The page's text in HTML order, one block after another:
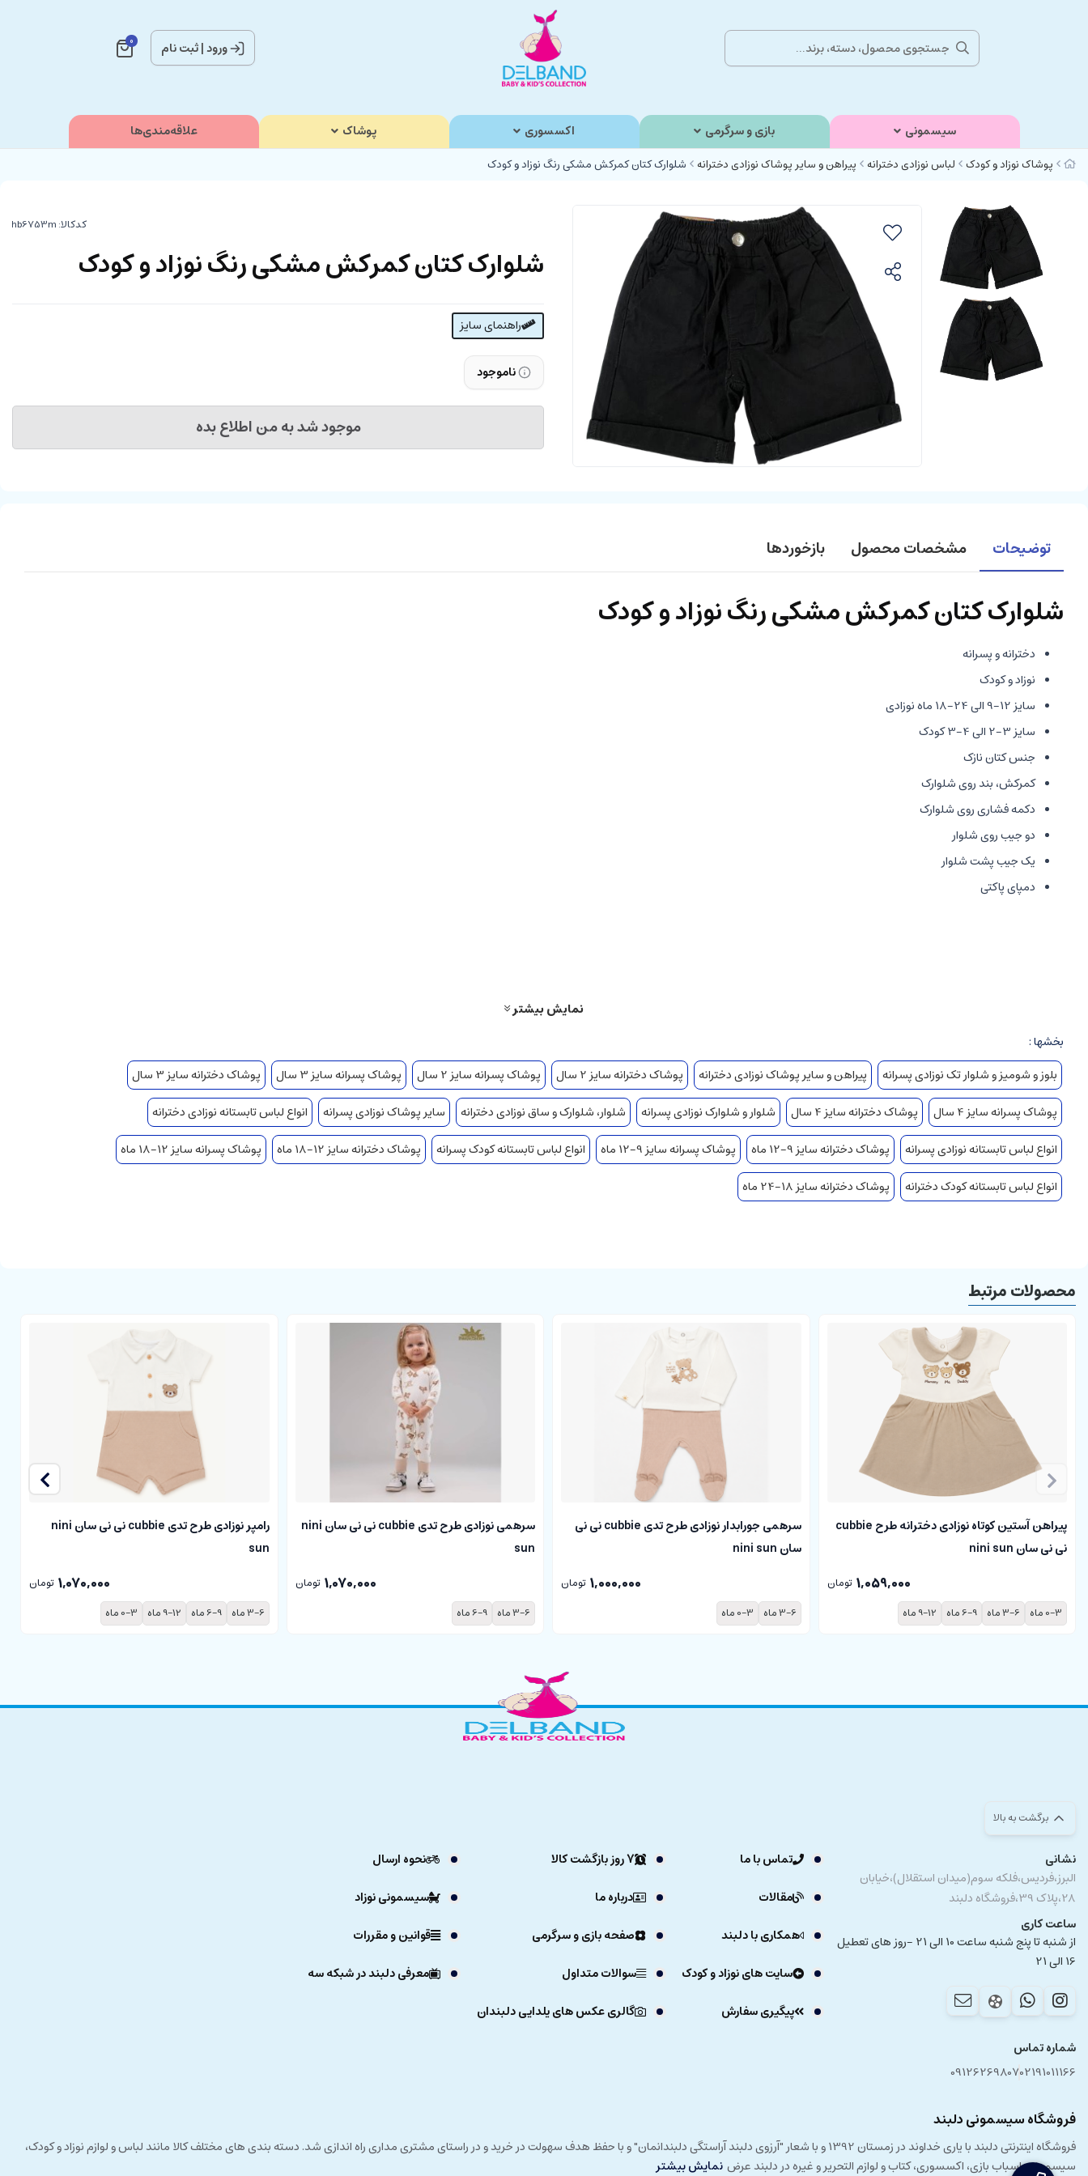
ورود|ثبت نام 0
سیسمونی بازی و سرگرمی اکسسوری پوشاک علاقه‌مندی‌ها
پوشاک نوزاد و کودک لباس نوزادی دخترانه پیراهن و سایر پوشاک نوزادی دخترانه شلوارک کتان کمرکش مشکی رنگ نوزاد و کودک
کدکالا:
شلوارک کتان کمرکش مشکی رنگ نوزاد و کودک
راهنمای سایز
ناموجود
موجود شد به من اطلاع بده
توضیحات مشخصات محصول بازخوردها
شلوارک کتان کمرکش مشکی رنگ نوزاد و کودک
دخترانه و پسرانه
نوزاد و کودک
سایز 12-9 الی 24-18 ماه نوزادی
سایز 3-2 الی 4-3 کودک
جنس کتان نازک
کمرکش، بند روی شلوارک
دکمه فشاری روی شلوارک
دو جیب روی شلوار
یک جیب پشت شلوار
دمپای پاکتی
نمایش بیشتر
بخشها :
بلوز و شومیز و شلوار تک نوزادی پسرانه
پیراهن و سایر پوشاک نوزادی دخترانه پوشاک دخترانه سایز 2 سال پوشاک پسرانه سایز 2 سال پوشاک پسرانه سایز 3 سال
پوشاک دخترانه سایز 3 سال
پوشاک پسرانه سایز 4 سال
پوشاک دخترانه سایز 4 سال شلوار و شلوارک نوزادی پسرانه شلوار، شلوارک و ساق نوزادی دخترانه سایر پوشاک نوزادی پسرانه
انواع لباس تابستانه نوزادی دخترانه
انواع لباس تابستانه نوزادی پسرانه
پوشاک دخترانه سایز 9-12 ماه پوشاک پسرانه سایز 9-12 ماه انواع لباس تابستانه کودک پسرانه پوشاک دخترانه سایز 12-18 ماه
پوشاک پسرانه سایز 12-18 ماه
انواع لباس تابستانه کودک دخترانه
پوشاک دخترانه سایز 18-24 ماه
محصولات مرتبط
پیراهن آستین کوتاه نوزادی دخترانه طرح cubbie
نی نی سان nini sun
1,059,000 تومان
0-3 ماه
3-6 ماه 6-9 ماه 9-12 ماه
سرهمی جورابدار نوزادی طرح تدی cubbie نی نی
سان nini sun
1,000,000 تومان
3-6 ماه
0-3 ماه
سرهمی نوزادی طرح تدی cubbie نی نی سان nini
sun
1,070,000 تومان
3-6 ماه
6-9 ماه
رامپر نوزادی طرح تدی cubbie نی نی سان nini
sun
1,070,000 تومان
3-6 ماه
6-9 ماه 9-12 ماه 0-3 ماه
برگشت به بالا
نشانی
البرز،فردیس،فلکه سوم(میدان استقلال)،خیابان
28،پلاک 39،فروشگاه دلبند
ساعت کاری
از شنبه تا پنج شنبه ساعت 10 الی 21 -روز های تعطیل
16 الی 21
شماره تماس
02191011166
09126269807
تماس با ما 7 روز بازگشت کالا
نحوه ارسال
مقالات
درباره ما
سیسمونی نوزاد
همکاری با دلبند
صفحه بازی و سرگرمی
قوانین و مقررات
سایت های نوزاد و کودک
سوالات متداول
معرفی دلبند در شبکه سه
پیگیری سفارش
گالری عکس های یلدایی دلبندان
فروشگاه سیسمونی دلبند
فروشگاه اینترنتی دلبند با یاری خداوند در زمستان 1392 و با شعار "آرزوی دلبند آراستگی دلبندانمان" و با حفظ هدف سهولت در خرید و در راستای مشتری مداری راه اندازی شد. دسته بندی های مختلف کالا مانند لباس و لوازم نوزاد و کودک،
سیسمونی، اسباب بازی، اکسسوری، کتاب و لوازم التحریر و غیره در دلبند عرض نمایش بیشتر